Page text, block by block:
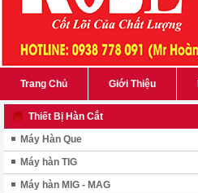
Trang Chủ Giới Thiệu
Thiết Bị Hàn Cắt
Máy Hàn Que
Máy hàn TIG
Máy hàn MIG - MAG